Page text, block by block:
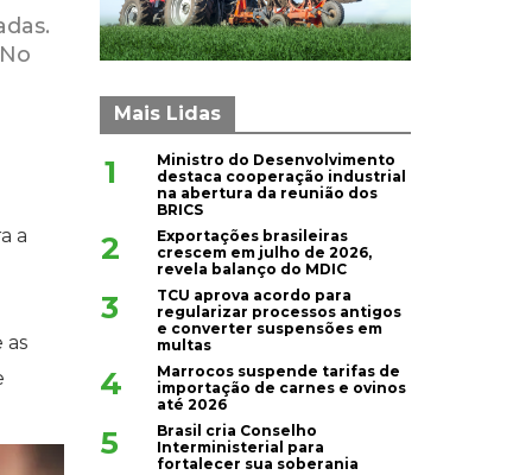
a
as
Mais Lidas
1
Ministro do Desenvolvimento
destaca cooperação industrial
na abertura da reunião dos
BRICS
2
Exportações brasileiras
crescem em julho de 2026,
revela balanço do MDIC
3
TCU aprova acordo para
regularizar processos antigos
e converter suspensões em
multas
4
Marrocos suspende tarifas de
importação de carnes e ovinos
até 2026
5
Brasil cria Conselho
Interministerial para
fortalecer sua soberania